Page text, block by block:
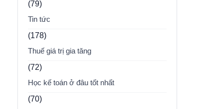
(79)
Tin tức
(178)
Thuế giá trị gia tăng
(72)
Học kế toán ở đâu tốt nhất
(70)